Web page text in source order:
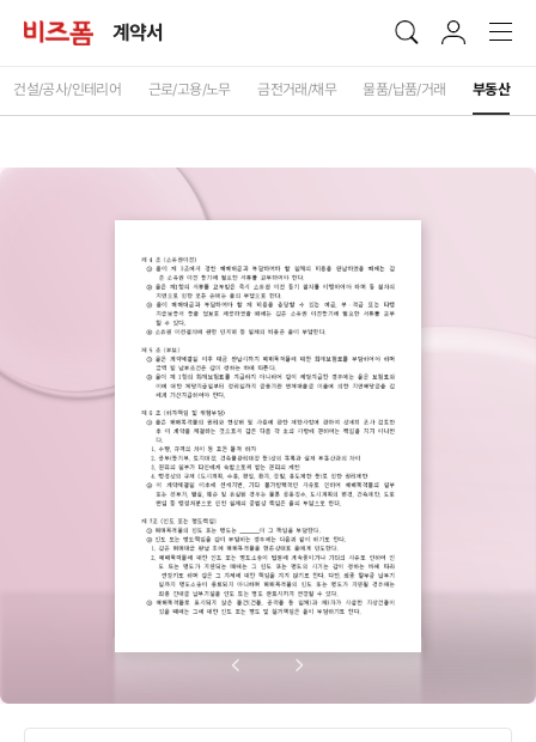
계약서
건설/공사/인테리어 근로/고용/노무 금전거래/채무 물품/납품/거래 부동산